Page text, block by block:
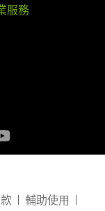
服務
輔助使用